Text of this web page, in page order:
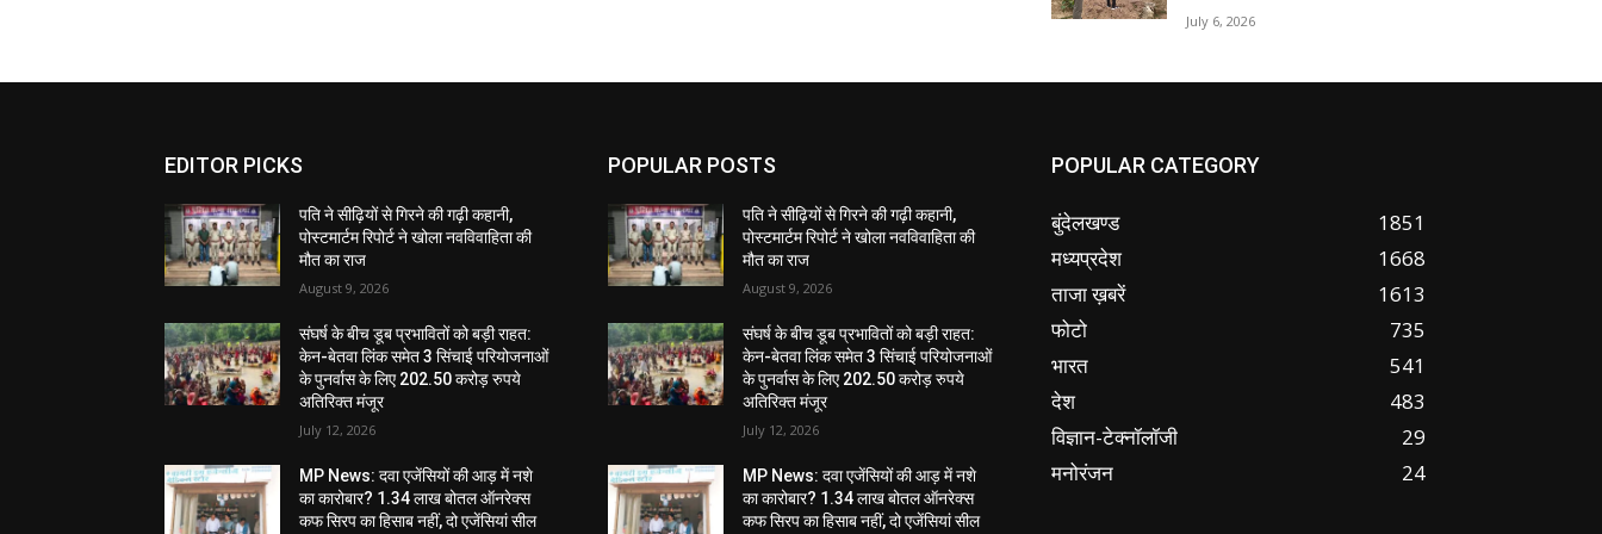
July 6, 2026
EDITOR PICKS
पति ने सीढ़ियों से गिरने की गढ़ी कहानी,
पोस्टमार्टम रिपोर्ट ने खोला नवविवाहिता की
मौत का राज
August 9, 2026
संघर्ष के बीच डूब प्रभावितों को बड़ी राहत:
केन-बेतवा लिंक समेत 3 सिंचाई परियोजनाओं
के पुनर्वास के लिए 202.50 करोड़ रुपये
अतिरिक्त मंजूर
July 12, 2026
MP News: दवा एजेंसियों की आड़ में नशे
का कारोबार? 1.34 लाख बोतल ऑनरेक्स
कफ सिरप का हिसाब नहीं, दो एजेंसियां सील
POPULAR POSTS
पति ने सीढ़ियों से गिरने की गढ़ी कहानी,
पोस्टमार्टम रिपोर्ट ने खोला नवविवाहिता की
मौत का राज
August 9, 2026
संघर्ष के बीच डूब प्रभावितों को बड़ी राहत:
केन-बेतवा लिंक समेत 3 सिंचाई परियोजनाओं
के पुनर्वास के लिए 202.50 करोड़ रुपये
अतिरिक्त मंजूर
July 12, 2026
MP News: दवा एजेंसियों की आड़ में नशे
का कारोबार? 1.34 लाख बोतल ऑनरेक्स
कफ सिरप का हिसाब नहीं, दो एजेंसियां सील
POPULAR CATEGORY
बुंदेलखण्ड
1851
मध्यप्रदेश
1668
ताजा ख़बरें
1613
फोटो
735
भारत
541
देश
483
विज्ञान-टेक्नॉलॉजी
29
मनोरंजन
24